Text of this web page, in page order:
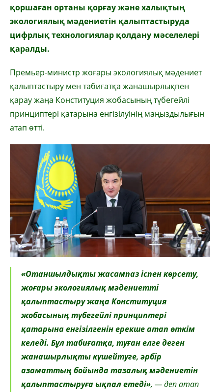
қоршаған ортаны қорғау және халықтың
экологиялық мәдениетін қалыптастыруда
цифрлық технологиялар қолдану мәселелері
қаралды.
Премьер-министр жоғары экологиялық мәдениет
қалыптастыру мен табиғатқа жанашырлықпен
қарау жаңа Конституция жобасының түбегейлі
принциптері қатарына енгізілуінің маңыздылығын
атап өтті.
«Отаншылдықты жасампаз іспен көрсету,
жоғары экологиялық мәдениетті
қалыптастыру жаңа Конституция
жобасының түбегейлі принциптері
қатарына енгізілгенін ерекше атап өткім
келеді. Бұл табиғатқа, туған елге деген
жанашырлықты күшейтуге, әрбір
азаматтың бойында тазалық мәдениетін
қалыптастыруға ықпал етеді», — деп атап